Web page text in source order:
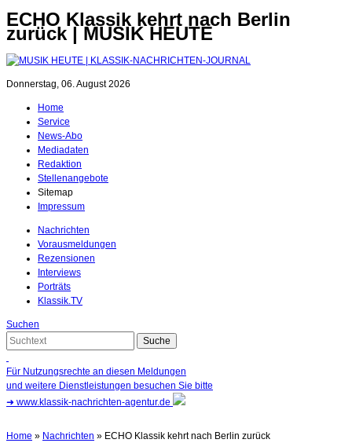
ECHO Klassik kehrt nach Berlin
zurück | MUSIK HEUTE
Donnerstag, 06. August 2026
Home
Service
News-Abo
Mediadaten
Redaktion
Stellenangebote
Sitemap
Impressum
Nachrichten
Vorausmeldungen
Rezensionen
Interviews
Porträts
Klassik.TV
Suchen
Für Nutzungsrechte an diesen Meldungen
und weitere Dienstleistungen besuchen Sie bitte
➜ www.klassik-nachrichten-agentur.de
Home » Nachrichten » ECHO Klassik kehrt nach Berlin zurück